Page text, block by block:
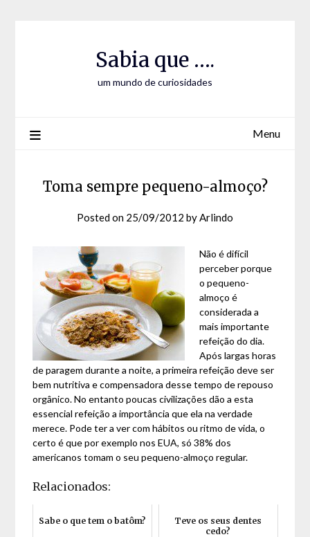
Sabia que ….
um mundo de curiosidades
Menu
Toma sempre pequeno-almoço?
Posted on 25/09/2012 byArlindo
Não é difícil
perceber porque
o pequeno-
almoço é
considerada a
mais importante
refeição do dia.
Após largas horas
de paragem durante a noite, a primeira refeição deve ser
bem nutritiva e compensadora desse tempo de repouso
orgânico. No entanto poucas civilizações dão a esta
essencial refeição a importância que ela na verdade
merece. Pode ter a ver com hábitos ou ritmo de vida, o
certo é que por exemplo nos EUA, só 38% dos
americanos tomam o seu pequeno-almoço regular.
Relacionados:
Sabe o que tem o batôm?
Teve os seus dentes
cedo?